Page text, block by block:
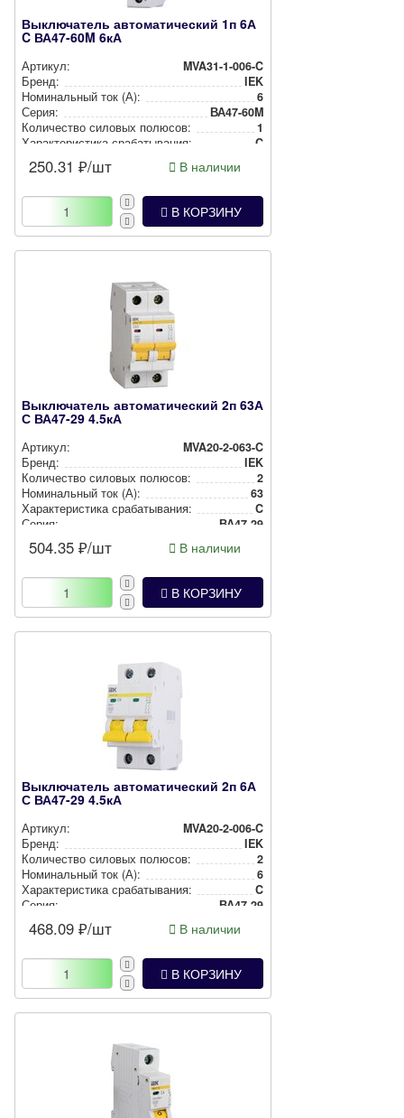
Выключатель автоматический 1п 6А
C ВА47-60M 6кА
Артикул:
MVA31-1-006-C
Бренд:
IEK
Номи­наль­ный ток (А):
6
Серия:
ВА47-60M
Количество силовых полюсов:
1
Харак­те­рис­ти­ка сра­ба­ты­ва­ния:
C
250.31 ₽/шт В наличии
В КОРЗИНУ
Выключатель автоматический 2п 63А
С ВА47-29 4.5кА
Артикул:
MVA20-2-063-C
Бренд:
IEK
Количество силовых полюсов:
2
Номи­наль­ный ток (А):
63
Харак­те­рис­ти­ка сра­ба­ты­ва­ния:
C
Серия:
ВА47-29
504.35 ₽/шт В наличии
В КОРЗИНУ
Выключатель автоматический 2п 6А
С ВА47-29 4.5кА
Артикул:
MVA20-2-006-C
Бренд:
IEK
Количество силовых полюсов:
2
Номи­наль­ный ток (А):
6
Харак­те­рис­ти­ка сра­ба­ты­ва­ния:
C
Серия:
ВА47-29
468.09 ₽/шт В наличии
В КОРЗИНУ